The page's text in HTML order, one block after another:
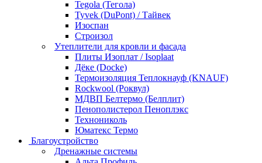
Tegola (Тегола)
Tyvek (DuPont) / Тайвек
Изоспан
Строизол
Утеплители для кровли и фасада
Плиты Изоплат / Isoplaat
Дёке (Docke)
Термоизоляция Теплокнауф (KNAUF)
Rockwool (Роквул)
МДВП Белтермо (Белплит)
Пенополистерол Пеноплэкс
Технониколь
Юматекс Термо
Благоустройство
Дренажные системы